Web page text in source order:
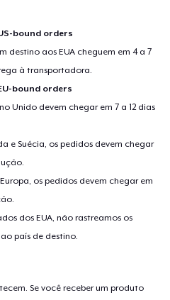
bound orders
destino aos EUA cheguem em 4 a 7
à transportadora.
bound orders
Unido devem chegar em 7 a 12 dias
e Suécia, os pedidos devem chegar
os pedidos devem chegar em
dos EUA, não rastreamos os
país de destino.
Se você receber um produto